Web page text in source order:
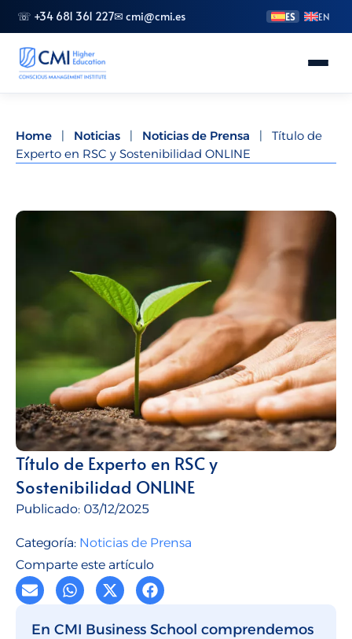
☏ +34 681 361 227✉ cmi@cmi.es ES EN
Másteres
Especializaciones
Doctorado
Talento para empresas
CMI Journal
Home | Noticias | Noticias de Prensa |
Título de
Experto en RSC y Sostenibilidad ONLINE
Título de Experto en RSC y
Sostenibilidad ONLINE
Publicado: 03/12/2025
Categoría: Noticias de Prensa
Comparte este artículo
En CMI Business School comprendemos